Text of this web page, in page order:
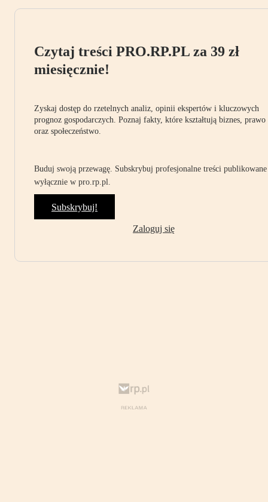
Czytaj treści PRO.RP.PL za 39 zł
miesięcznie!
Zyskaj dostęp do rzetelnych analiz, opinii ekspertów i kluczowych
prognoz gospodarczych. Poznaj fakty, które kształtują biznes, prawo
oraz społeczeństwo.
Buduj swoją przewagę. Subskrybuj profesjonalne treści publikowane
wyłącznie w pro.rp.pl.
Subskrybuj!
Zaloguj się